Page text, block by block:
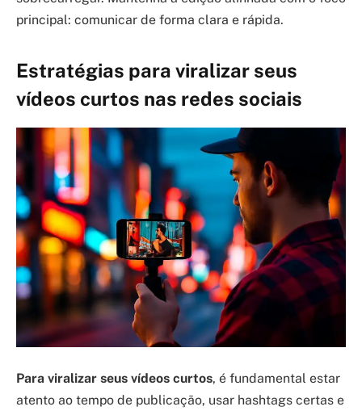
principal: comunicar de forma clara e rápida.
Estratégias para viralizar seus
vídeos curtos nas redes sociais
Para viralizar seus vídeos curtos, é fundamental estar
atento ao tempo de publicação, usar hashtags certas e